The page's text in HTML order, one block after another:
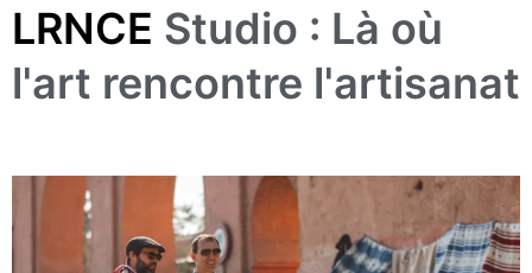
LRNCE Studio : Là où
l'art rencontre l'artisanat